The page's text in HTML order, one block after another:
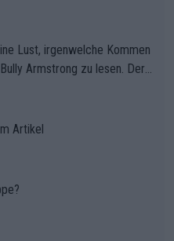
Lust, irgenwelche Kommen
Armstrong zu lesen. Der
Artikel